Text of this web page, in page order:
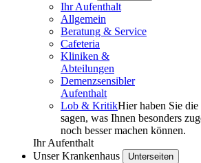
Ihr Aufenthalt
Allgemein
Beratung & Service
Cafeteria
Kliniken &
Abteilungen
Demenz­­sensibler
Aufenthalt
Lob & KritikHier haben Sie
sagen, was Ihnen besonders
noch besser machen können.
Ihr Aufenthalt
Unser Krankenhaus
Unterseiten